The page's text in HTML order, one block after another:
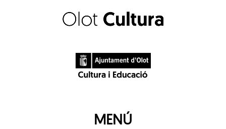
MENÚ